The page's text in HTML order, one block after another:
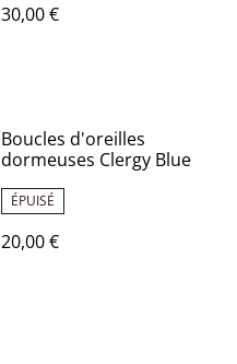
30,00 €
Boucles d'oreilles
dormeuses Clergy Blue
ÉPUISÉ
20,00 €